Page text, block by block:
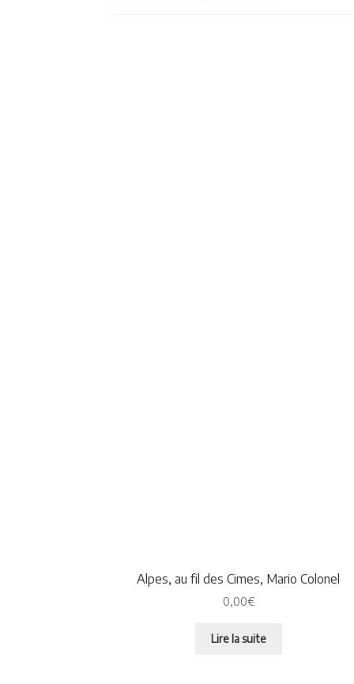
Alpes, au fil des Cimes, Mario Colonel
0,00€
Lire la suite